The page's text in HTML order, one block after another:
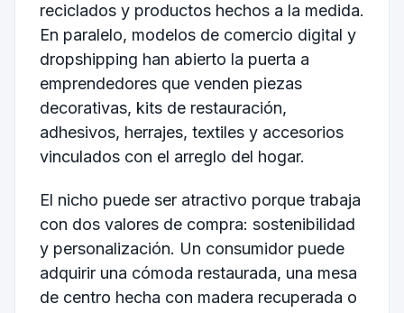
reciclados y productos hechos a la medida.
En paralelo, modelos de comercio digital y
dropshipping han abierto la puerta a
emprendedores que venden piezas
decorativas, kits de restauración,
adhesivos, herrajes, textiles y accesorios
vinculados con el arreglo del hogar.
El nicho puede ser atractivo porque trabaja
con dos valores de compra: sostenibilidad
y personalización. Un consumidor puede
adquirir una cómoda restaurada, una mesa
de centro hecha con madera recuperada o